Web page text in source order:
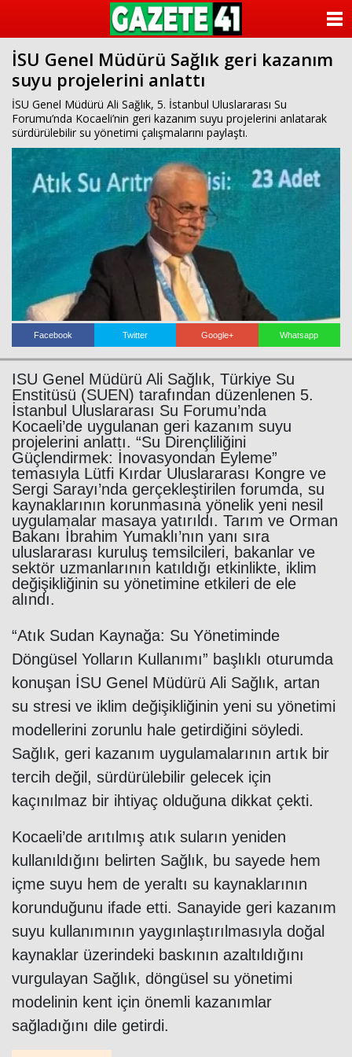
İSU Genel Müdürü Sağlık geri kazanım
suyu projelerini anlattı
İSU Genel Müdürü Ali Sağlık, 5. İstanbul Uluslararası Su
Forumu’nda Kocaeli’nin geri kazanım suyu projelerini anlatarak
sürdürülebilir su yönetimi çalışmalarını paylaştı.
Facebook Twitter Google+ Whatsapp
İSU Genel Müdürü Ali Sağlık, Türkiye Su
Enstitüsü (SUEN) tarafından düzenlenen 5.
İstanbul Uluslararası Su Forumu’nda
Kocaeli’de uygulanan geri kazanım suyu
projelerini anlattı. “Su Dirençliliğini
Güçlendirmek: İnovasyondan Eyleme”
temasıyla Lütfi Kırdar Uluslararası Kongre ve
Sergi Sarayı’nda gerçekleştirilen forumda, su
kaynaklarının korunmasına yönelik yeni nesil
uygulamalar masaya yatırıldı. Tarım ve Orman
Bakanı İbrahim Yumaklı’nın yanı sıra
uluslararası kuruluş temsilcileri, bakanlar ve
sektör uzmanlarının katıldığı etkinlikte, iklim
değişikliğinin su yönetimine etkileri de ele
alındı.
“Atık Sudan Kaynağa: Su Yönetiminde
Döngüsel Yolların Kullanımı” başlıklı oturumda
konuşan İSU Genel Müdürü Ali Sağlık, artan
su stresi ve iklim değişikliğinin yeni su yönetimi
modellerini zorunlu hale getirdiğini söyledi.
Sağlık, geri kazanım uygulamalarının artık bir
tercih değil, sürdürülebilir gelecek için
kaçınılmaz bir ihtiyaç olduğuna dikkat çekti.
Kocaeli’de arıtılmış atık suların yeniden
kullanıldığını belirten Sağlık, bu sayede hem
içme suyu hem de yeraltı su kaynaklarının
korunduğunu ifade etti. Sanayide geri kazanım
suyu kullanımının yaygınlaştırılmasıyla doğal
kaynaklar üzerindeki baskının azaltıldığını
vurgulayan Sağlık, döngüsel su yönetimi
modelinin kent için önemli kazanımlar
sağladığını dile getirdi.
KATEGORİLER
ANKETLER
FOTO GALERİ
İLETİŞİM
Haberin Doğru Adresi.